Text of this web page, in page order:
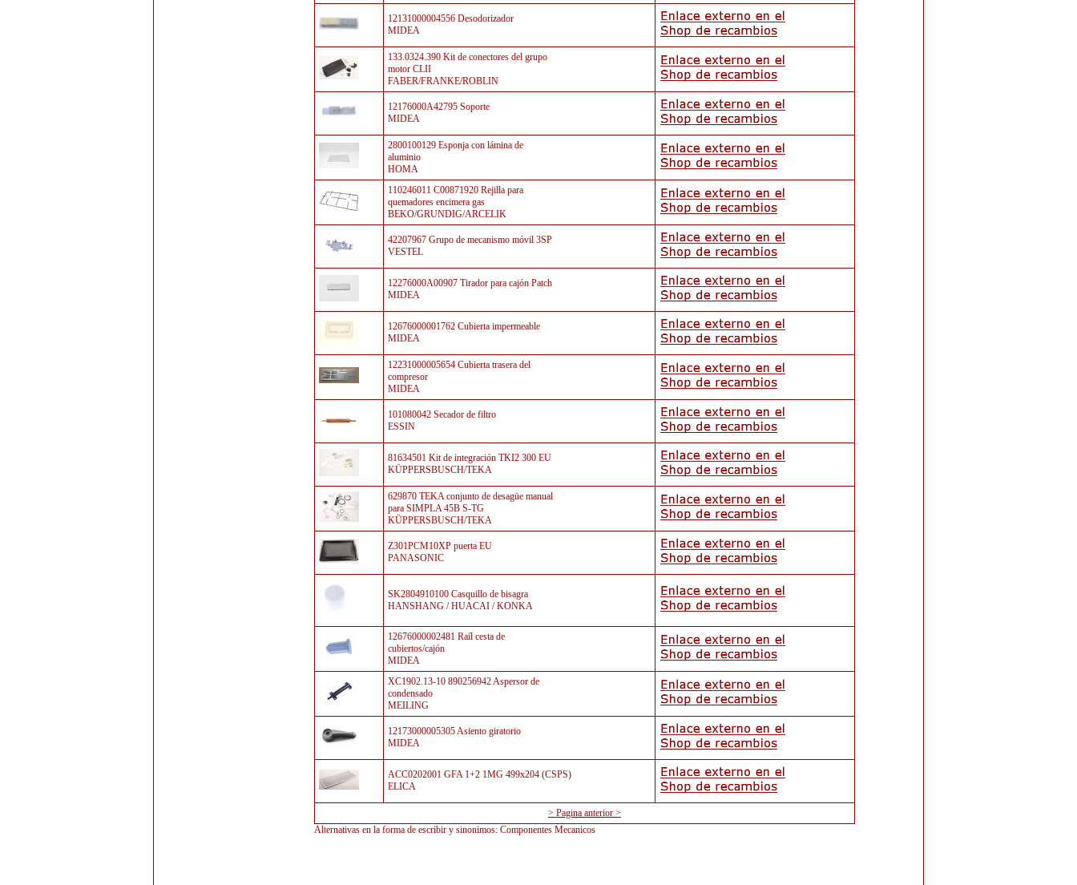
12131000004556 Desodorizador
MIDEA
133.0324.390 Kit de conectores del grupo
motor CLII
FABER/FRANKE/ROBLIN
12176000A42795 Soporte
MIDEA
2800100129 Esponja con lámina de
aluminio
HOMA
110246011 C00871920 Rejilla para
quemadores encimera gas
BEKO/GRUNDIG/ARCELIK
42207967 Grupo de mecanismo móvil 3SP
VESTEL
12276000A00907 Tirador para cajón Patch
MIDEA
12676000001762 Cubierta impermeable
MIDEA
12231000005654 Cubierta trasera del
compresor
MIDEA
101080042 Secador de filtro
ESSIN
81634501 Kit de integración TKI2 300 EU
KÜPPERSBUSCH/TEKA
629870 TEKA conjunto de desagüe manual
para SIMPLA 45B S-TG
KÜPPERSBUSCH/TEKA
Z301PCM10XP puerta EU
PANASONIC
SK2804910100 Casquillo de bisagra
HANSHANG / HUACAI / KONKA
12676000002481 Raíl cesta de
cubiertos/cajón
MIDEA
XC1902.13-10 890256942 Aspersor de
condensado
MEILING
12173000005305 Asiento giratorio
MIDEA
ACC0202001 GFA 1+2 1MG 499x204 (CSPS)
ELICA
> Pagina anterior >
Alternativas en la forma de escribir y sinonimos: Componentes Mecanicos